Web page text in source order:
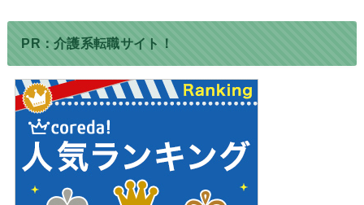
PR：介護系転職サイト！